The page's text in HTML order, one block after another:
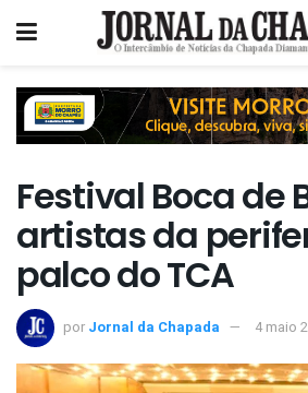
Festival Boca de
artistas da
palco do TCA
por Jornal da Chapada 4 maio